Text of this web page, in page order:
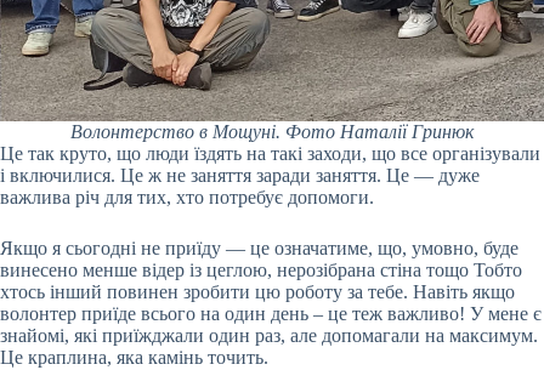
Волонтерство в Мощуні. Фото Наталії Гринюк
Це так круто, що люди їздять на такі заходи, що все організували
і включилися. Це ж не заняття заради заняття. Це — дуже
важлива річ для тих, хто потребує допомоги.
Якщо я сьогодні не приїду — це означатиме, що, умовно, буде
винесено менше відер із цеглою, нерозібрана стіна тощо Тобто
хтось інший повинен зробити цю роботу за тебе. Навіть якщо
волонтер приїде всього на один день – це теж важливо! У мене є
знайомі, які приїжджали один раз, але допомагали на максимум.
Це краплина, яка камінь точить.